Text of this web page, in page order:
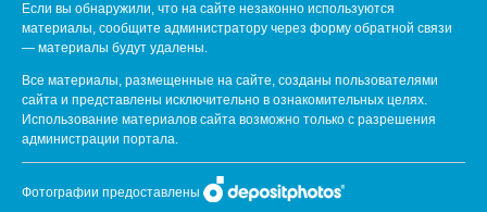
Если вы обнаружили, что на сайте незаконно используются
материалы, сообщите администратору через форму обратной связи
— материалы будут удалены.
Все материалы, размещенные на сайте, созданы пользователями
сайта и представлены исключительно в ознакомительных целях.
Использование материалов сайта возможно только с разрешения
администрации портала.
Фотографии предоставлены